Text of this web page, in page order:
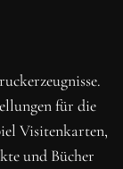
Angebote und
für die
Visitenkarten,
und Bücher